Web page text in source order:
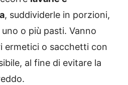
, suddividerle in porzioni,
o più pasti. Vanno
ermetici o sacchetti con
al fine di evitare la